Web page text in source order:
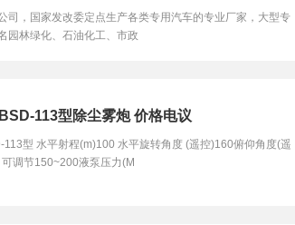
司，国家发改委定点生产各类专用汽车的专业厂家，大型专
园林绿化、石油化工、市政
113型除尘雾炮 价格电议
113型 水平射程(m)100 水平旋转角度 (遥控)160俯仰角度(遥
调节150~200液泵压力(M